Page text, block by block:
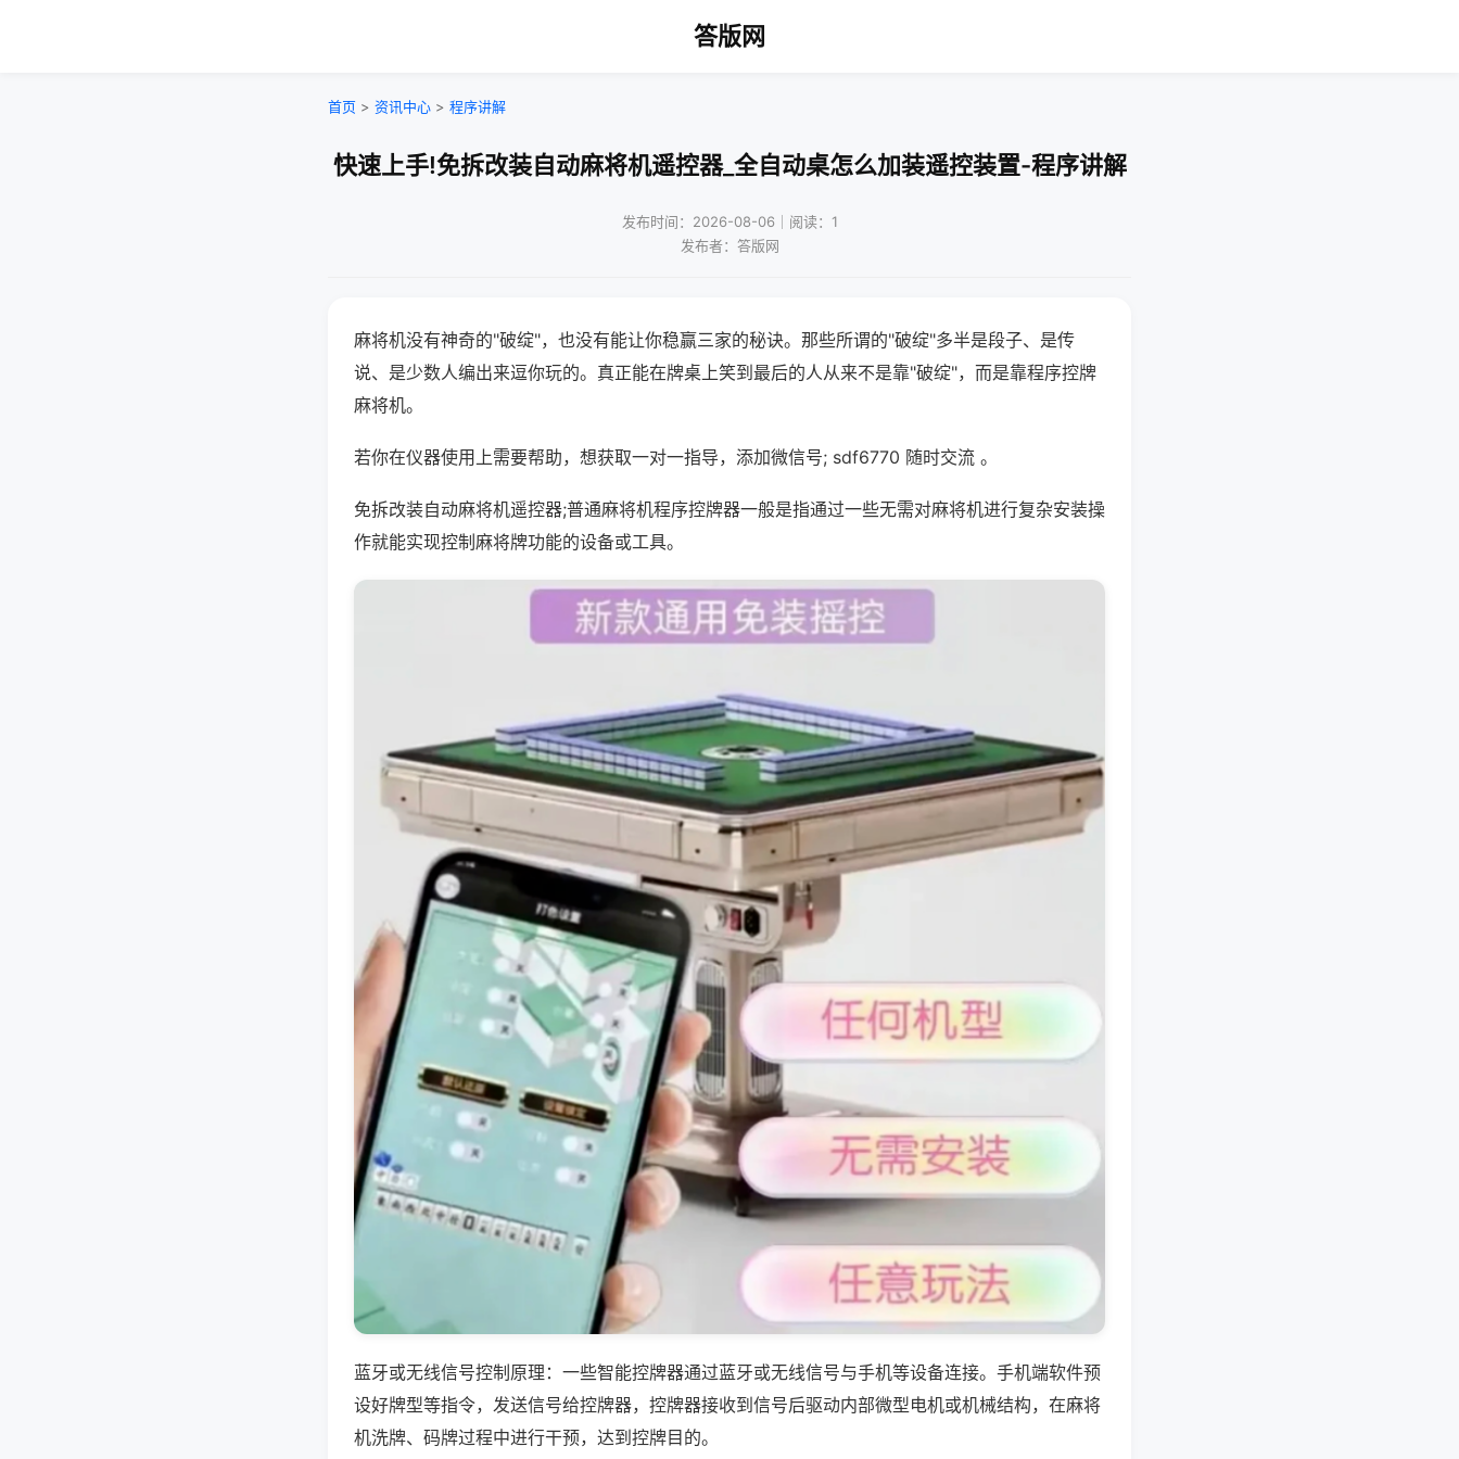
答版网
首页 > 资讯中心 > 程序讲解
快速上手!免拆改装自动麻将机遥控器_全自动桌怎么加装遥控装置-程序讲解
发布时间：2026-08-06｜阅读：1
发布者：答版网
麻将机没有神奇的"破绽"，也没有能让你稳赢三家的秘诀。那些所谓的"破绽"多半是段子、是传
说、是少数人编出来逗你玩的。真正能在牌桌上笑到最后的人从来不是靠"破绽"，而是靠程序控牌
麻将机。
若你在仪器使用上需要帮助，想获取一对一指导，添加微信号; sdf6770 随时交流 。
免拆改装自动麻将机遥控器;普通麻将机程序控牌器一般是指通过一些无需对麻将机进行复杂安装操
作就能实现控制麻将牌功能的设备或工具。
蓝牙或无线信号控制原理：一些智能控牌器通过蓝牙或无线信号与手机等设备连接。手机端软件预
设好牌型等指令，发送信号给控牌器，控牌器接收到信号后驱动内部微型电机或机械结构，在麻将
机洗牌、码牌过程中进行干预，达到控牌目的。